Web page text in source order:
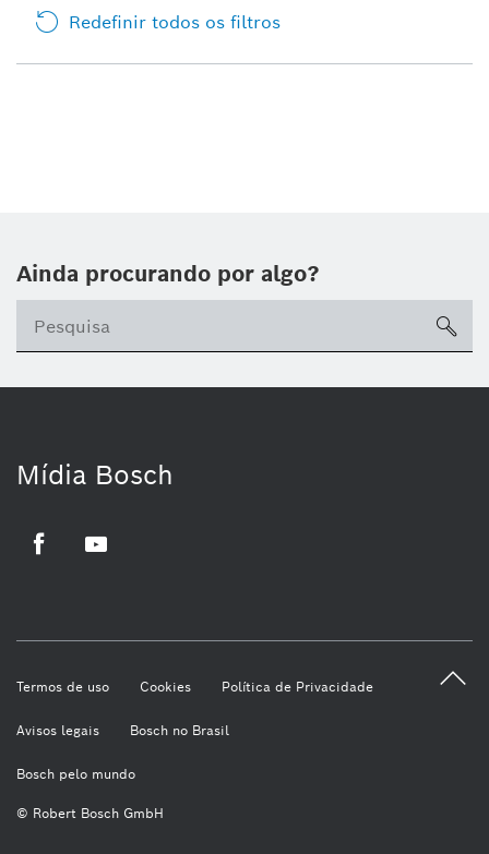
Redefinir todos os filtros
Ainda procurando por algo?
Mídia Bosch
© Robert Bosch GmbH
Termos de uso Cookies Política de Privacidade
Avisos legais Bosch no Brasil
Bosch pelo mundo